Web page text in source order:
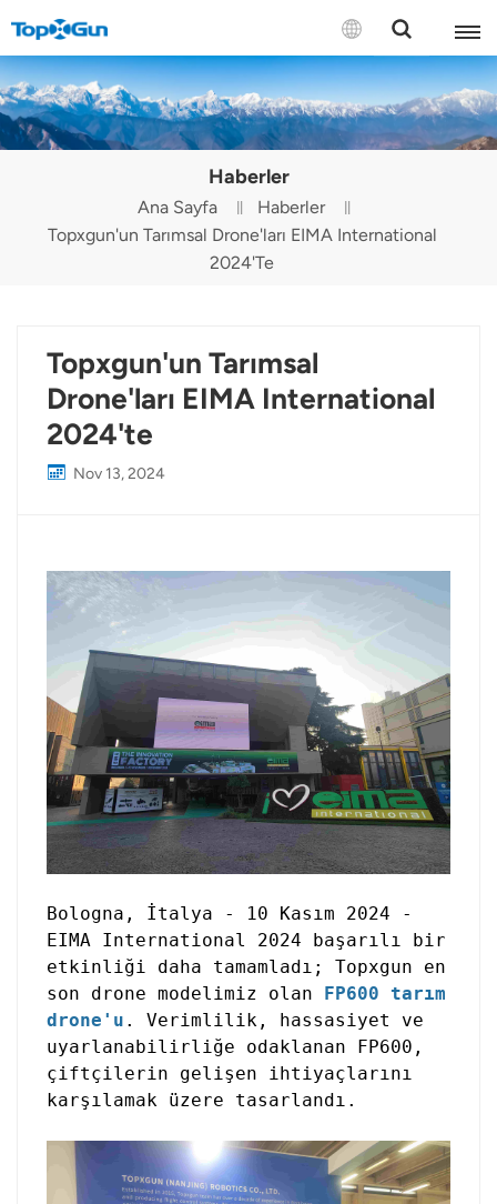
BİZE ULAŞIN
English
Español
Русский
Türkçe
Haberler
Ana Sayfa
Haberler
Topxgun'un Tarımsal Drone'ları EIMA International
2024'te
Topxgun'un Tarımsal
Drone'ları EIMA International
2024'te
Nov 13, 2024
Bologna, İtalya - 10 Kasım 2024 -
EIMA International 2024 başarılı bir
etkinliği daha tamamladı; Topxgun en
son drone modelimiz olan FP600 tarım
drone'u . Verimlilik, hassasiyet ve
uyarlanabilirliğe odaklanan FP600,
çiftçilerin gelişen ihtiyaçlarını
karşılamak üzere tasarlandı.